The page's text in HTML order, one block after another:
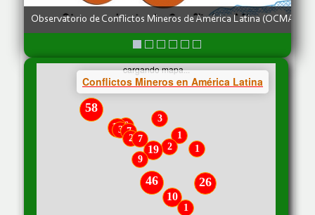
ejerciendo sus actividades locales como agricultura, ganadería,
turismo, vivienda y cultura, son afectadas por los impactos de la